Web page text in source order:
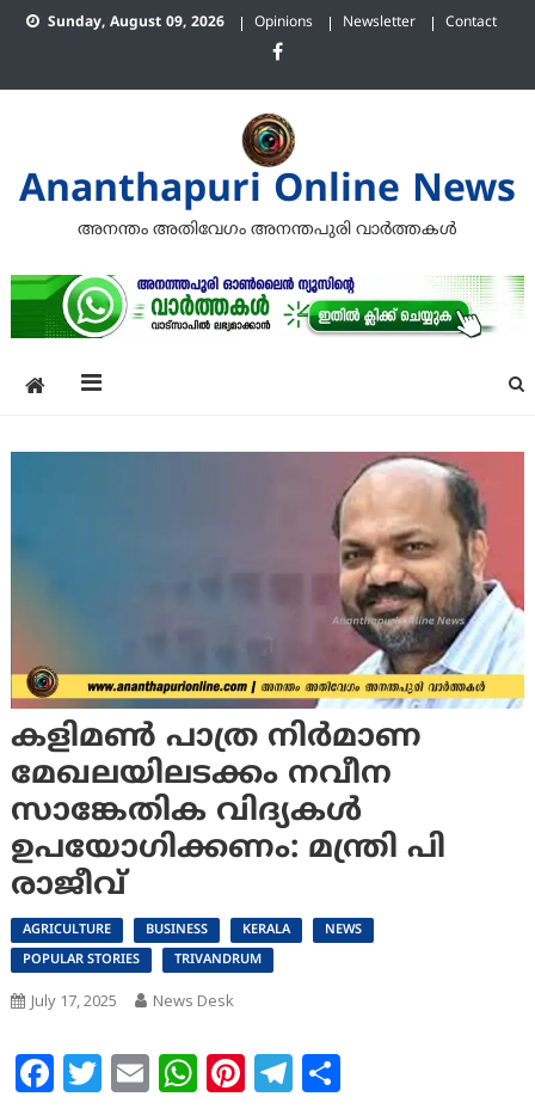
Skip
Sunday, August 09, 2026 Opinions Newsletter Contact
Ananthapuri Online News
അനന്തം അതിവേഗം അനന്തപുരി വാര്‍ത്തകള്‍
കളിമൺ പാത്ര നിർമാണ
മേഖലയിലടക്കം നവീന
സാങ്കേതിക വിദ്യകൾ
ഉപയോഗിക്കണം: മന്ത്രി പി
രാജീവ്
AGRICULTURE BUSINESS KERALA
NEWS
POPULAR STORIES
TRIVANDRUM
July 17, 2025 News Desk
Facebook
Twitter
EmailWhatsApp
Pinterest
Telegram
Share